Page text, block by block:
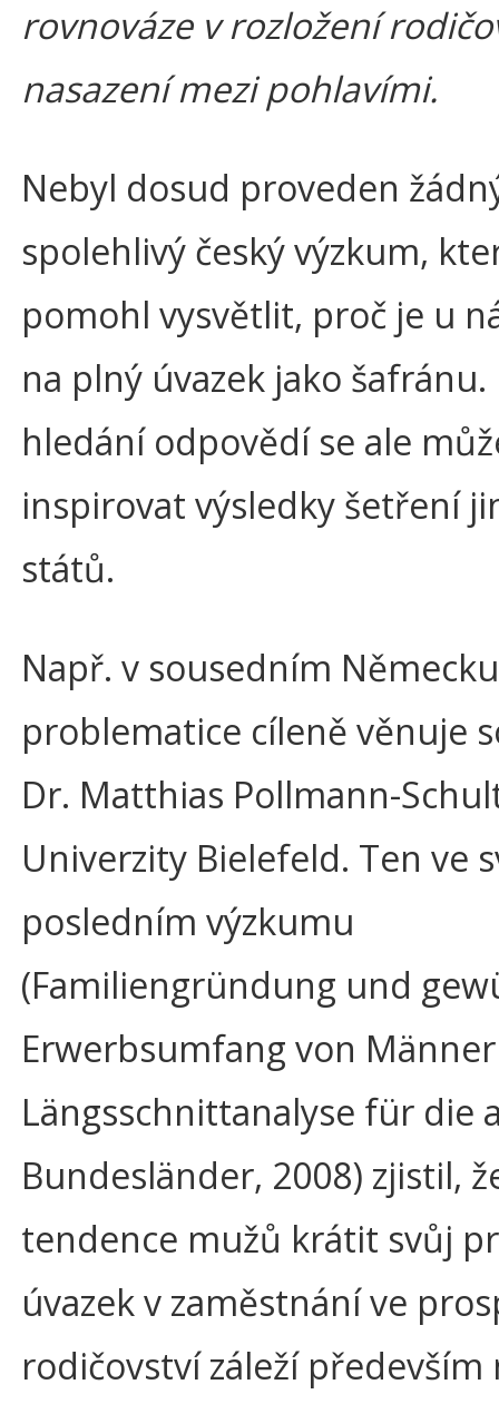
rovnováze v rozložení
nasazení mezi pohlavími.
Nebyl dosud proveden
spolehlivý český výzkum,
pomohl vysvětlit, proč je u
na plný úvazek jako šafránu.
hledání odpovědí se ale
inspirovat výsledky šetření
států.
Např. v sousedním
problematice cíleně věnuje
Dr. Matthias Pollmann-
Univerzity Bielefeld. Ten ve
posledním výzkumu
(Familiengründung und
Erwerbsumfang von
Längsschnittanalyse für die
Bundesländer, 2008) zjistil,
tendence mužů krátit svůj
úvazek v zaměstnání ve
rodičovství záleží především